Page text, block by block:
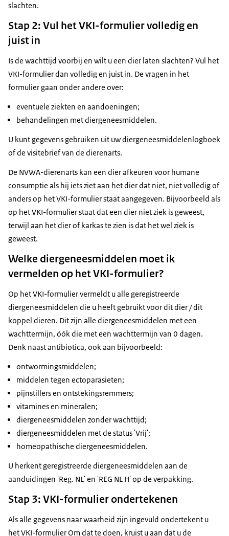
slachten.
Stap 2: Vul het VKI-formulier volledig en
juist in
Is de wachttijd voorbij en wilt u een dier laten slachten? Vul het
VKI-formulier dan volledig en juist in. De vragen in het
formulier gaan onder andere over:
eventuele ziekten en aandoeningen;
behandelingen met diergeneesmiddelen.
U kunt gegevens gebruiken uit uw diergeneesmiddelenlogboek
of de visitebrief van de dierenarts.
De NVWA-dierenarts kan een dier afkeuren voor humane
consumptie als hij iets ziet aan het dier dat niet, niet volledig of
anders op het VKI-formulier staat aangegeven. Bijvoorbeeld als
op het VKI-formulier staat dat een dier niet ziek is geweest,
terwijl aan het dier of karkas te zien is dat het wel ziek is
geweest.
Welke diergeneesmiddelen moet ik
vermelden op het VKI-formulier?
Op het VKI-formulier vermeldt u alle geregistreerde
diergeneesmiddelen die u heeft gebruikt voor dit dier / dit
koppel dieren. Dit zijn alle diergeneesmiddelen met een
wachttermijn, óók die met een wachttermijn van 0 dagen.
Denk naast antibiotica, ook aan bijvoorbeeld:
ontwormingsmiddelen;
middelen tegen ectoparasieten;
pijnstillers en ontstekingsremmers;
vitamines en mineralen;
diergeneesmiddelen zonder wachttijd;
diergeneesmiddelen met de status 'Vrij';
homeopathische diergeneesmiddelen.
U herkent geregistreerde diergeneesmiddelen aan de
aanduidingen 'Reg. NL' en 'REG NL H' op de verpakking.
Stap 3: VKI-formulier ondertekenen
Als alle gegevens naar waarheid zijn ingevuld ondertekent u
het VKI-formulier Om dat te doen, kruist u aan dat u de